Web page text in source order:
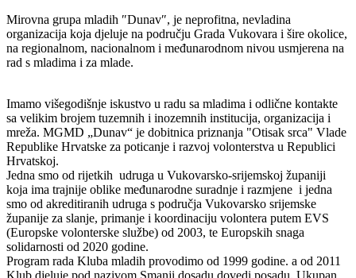
Mirovna grupa mladih ″Dunav″, je neprofitna, nevladina
organizacija koja djeluje na području Grada Vukovara i šire okolice,
na regionalnom, nacionalnom i međunarodnom nivou usmjerena na
rad s mladima i za mlade.
Imamo višegodišnje iskustvo u radu sa mladima i odlične kontakte
sa velikim brojem tuzemnih i inozemnih institucija, organizacija i
mreža. MGMD „Dunav“ je dobitnica priznanja "Otisak srca" Vlade
Republike Hrvatske za poticanje i razvoj volonterstva u Republici
Hrvatskoj.
Jedna smo od rijetkih udruga u Vukovarsko-srijemskoj županiji
koja ima trajnije oblike međunarodne suradnje i razmjene i jedna
smo od akreditiranih udruga s područja Vukovarsko srijemske
županije za slanje, primanje i koordinaciju volontera putem EVS
(Europske volonterske službe) od 2003, te Europskih snaga
solidarnosti od 2020 godine.
Program rada Kluba mladih provodimo od 1999 godine. a od 2011
Klub djeluje pod nazivom Smanji dosadu dovedi posadu. Ukupan